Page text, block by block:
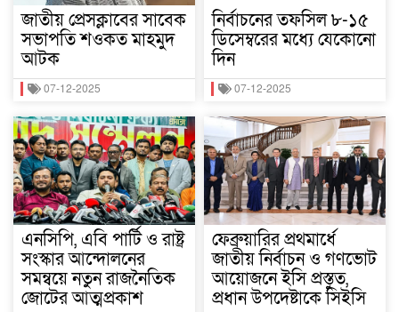
জাতীয় প্রেসক্লাবের সাবেক
সভাপতি শওকত মাহমুদ
আটক
07-12-2025
এনসিপি, এবি পার্টি ও রাষ্ট্র
সংস্কার আন্দোলনের
সমন্বয়ে নতুন রাজনৈতিক
জোটের আত্মপ্রকাশ
নির্বাচনের তফসিল ৮-১৫
ডিসেম্বরের মধ্যে যেকোনো
দিন
07-12-2025
ফেব্রুয়ারির প্রথমার্ধে
জাতীয় নির্বাচন ও গণভোট
আয়োজনে ইসি প্রস্তুত,
প্রধান উপদেষ্টাকে সিইসি